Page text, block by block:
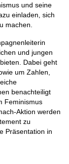
und seine
einladen, sich
machen.
und jungen
Dabei geht
um Zahlen,
benachteiligt
Feminismus
Aktion werden
zu
Präsentation in